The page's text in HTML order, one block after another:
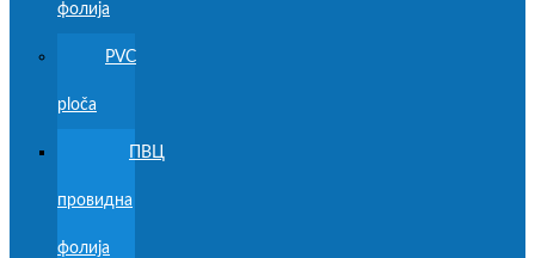
фолија
PVC
ploča
ПВЦ
провидна
фолија